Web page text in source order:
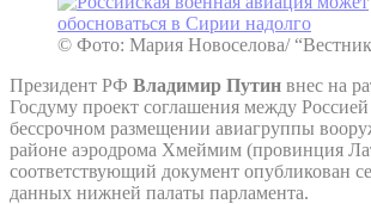
© Фото: Мария Новоселова/ “Вестник
Президент РФ Владимир Путин внес на
Госдуму проект соглашения между
бессрочном размещении авиагруппы
районе аэродрома Хмеймим (провинция
соответствующий документ опубликован
данных нижней палаты парламента.